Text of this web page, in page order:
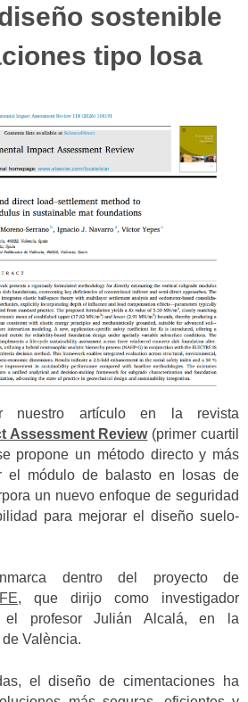
sostenible
tipo losa
nuestro artículo en la revista
Assessment Review(primer cuartil
propone un método directo y más
el módulo de balasto en losas de
un nuevo enfoque de seguridad
para mejorar el diseño suelo-
dentro del proyecto de
, que dirijo como investigador
el profesor Julián Alcalá, en la
València.
el diseño de cimentaciones ha